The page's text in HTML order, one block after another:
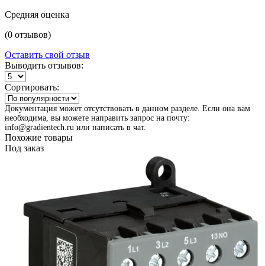
Средняя оценка
(0 отзывов)
Оставить свой отзыв
Выводить отзывов:
Сортировать:
Документация может отсутствовать в данном разделе. Если она вам
необходима, вы можете направить запрос на почту:
info@gradientech.ru или написать в чат.
Похожие товары
Под заказ